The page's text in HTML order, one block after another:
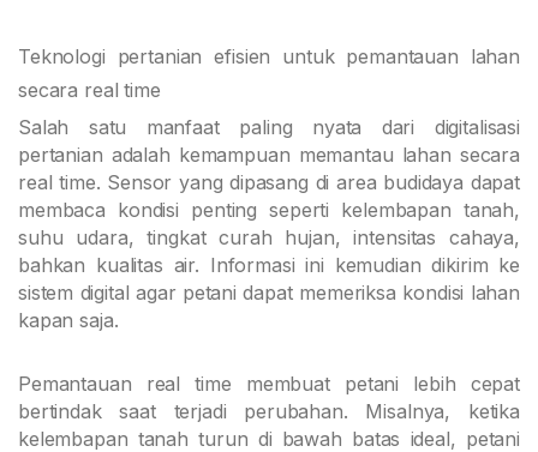
Teknologi pertanian efisien untuk pemantauan lahan
secara real time
Salah satu manfaat paling nyata dari digitalisasi
pertanian adalah kemampuan memantau lahan secara
real time. Sensor yang dipasang di area budidaya dapat
membaca kondisi penting seperti kelembapan tanah,
suhu udara, tingkat curah hujan, intensitas cahaya,
bahkan kualitas air. Informasi ini kemudian dikirim ke
sistem digital agar petani dapat memeriksa kondisi lahan
kapan saja.
Pemantauan real time membuat petani lebih cepat
bertindak saat terjadi perubahan. Misalnya, ketika
kelembapan tanah turun di bawah batas ideal, petani